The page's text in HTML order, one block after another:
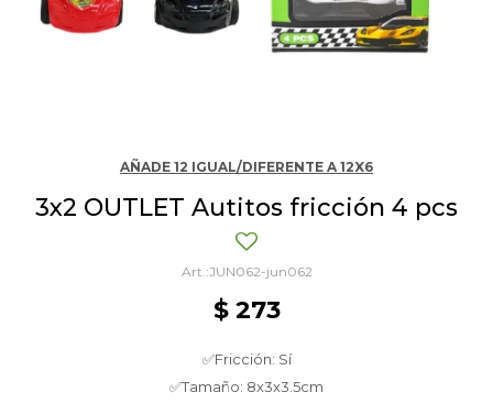
AÑADE 12 IGUAL/DIFERENTE A 12X6
3x2 OUTLET Autitos fricción 4 pcs
JUN062-jun062
$ 273
✅Fricción: Sí
✅Tamaño: 8x3x3.5cm